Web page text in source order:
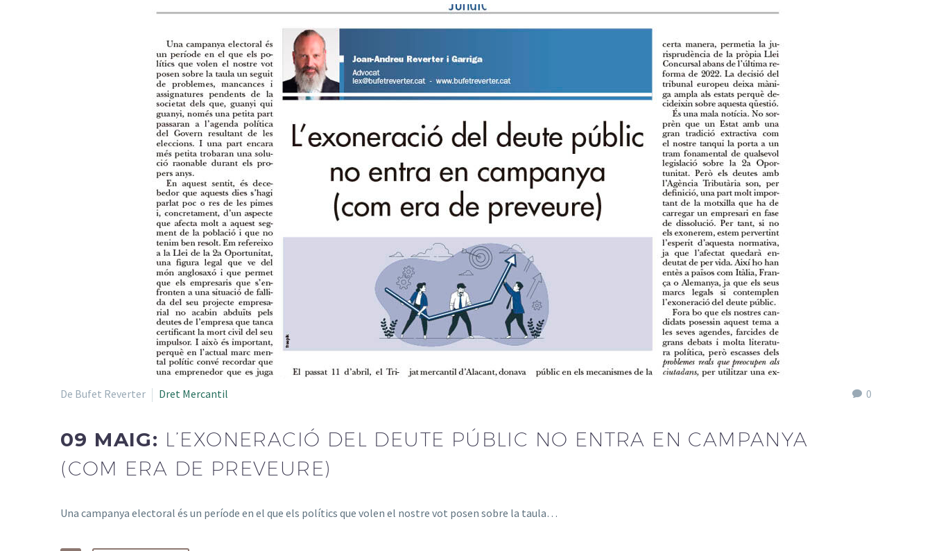
0
De Bufet Reverter Dret Mercantil
09 MAIG: L’EXONERACIÓ DEL DEUTE PÚBLIC NO ENTRA EN CAMPANYA
(COM ERA DE PREVEURE)
Una campanya electoral és un període en el que els polítics que volen el nostre vot posen sobre la taula…